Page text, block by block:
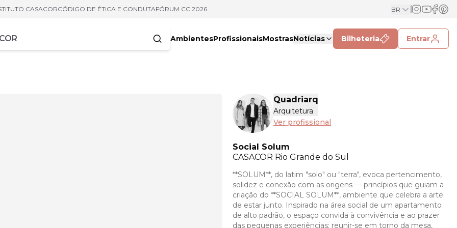
CASACORCÓDIGO DE ÉTICA E CONDUTAFÓRUM CC 2026 BR
AmbientesProfissionaisMostrasNotícias Bilheteria Entrar
Quadriarq
Arquitetura
Ver profissional
Social Solum
CASACOR Rio Grande do Sul
**SOLUM**, do latim "solo" ou "terra", evoca pertencimento,
solidez e conexão com as origens — princípios que guiam a
criação do **SOCIAL SOLUM**, ambiente que celebra a arte
de estar junto. Inspirado na área social de um apartamento
de alto padrão, o espaço convida à convivência e ao prazer
das pequenas experiências: reunir-se em torno da mesa,